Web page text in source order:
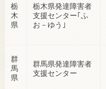
栃
木
県
栃木県発達障害者
支援センター｢ふ
お－ゆう｣
群
馬
県
群馬県発達障害者
支援センター